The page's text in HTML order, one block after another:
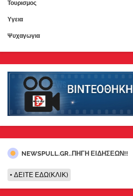
Τουρισμος
Υγεια
Ψυχαγωγια
NEWSPULL.GR..ΠΗΓΗ ΕΙΔΗΣΕΩΝ!!
ΔΕΙΤΕ ΕΔΩ(ΚΛΙΚ)